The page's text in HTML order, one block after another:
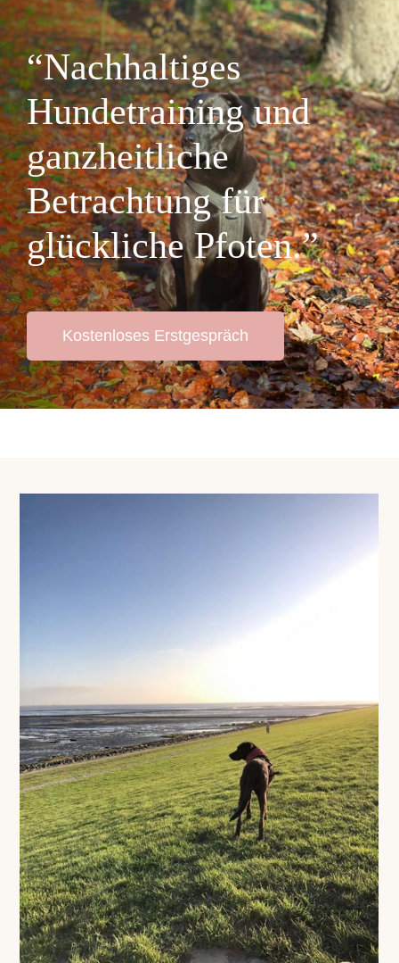
“Nachhaltiges
Hundetraining und
ganzheitliche
Betrachtung für
glückliche Pfoten.”
Kostenloses Erstgespräch